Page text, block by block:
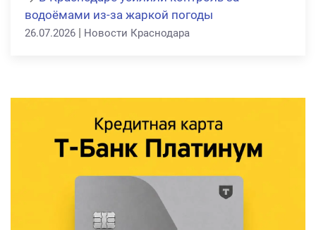
водоёмами из-за жаркой погоды
26.07.2026 | Новости Краснодара